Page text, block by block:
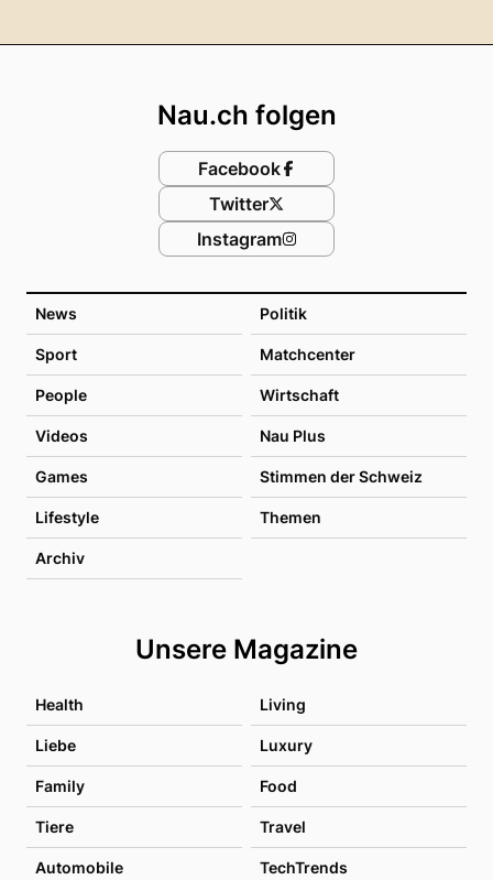
News Politik
Sport Matchcenter
People Wirtschaft
Videos Nau Plus
Games Stimmen der Schweiz
Lifestyle Themen
Archiv
Unsere Magazine
Health Living
Liebe Luxury
Family Food
Tiere Travel
Automobile TechTrends
Nau.ch folgen
Facebook
Twitter
Instagram